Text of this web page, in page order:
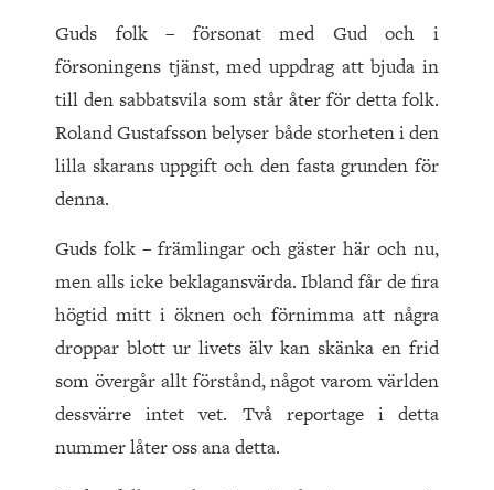
Guds folk – försonat med Gud och i
försoningens tjänst, med uppdrag att bjuda in
till den sabbatsvila som står åter för detta folk.
Roland Gustafsson belyser både storheten i den
lilla skarans uppgift och den fasta grunden för
denna.
Guds folk – främlingar och gäster här och nu,
men alls icke beklagansvärda. Ibland får de fira
högtid mitt i öknen och förnimma att några
droppar blott ur livets älv kan skänka en frid
som övergår allt förstånd, något varom världen
dessvärre intet vet. Två reportage i detta
nummer låter oss ana detta.